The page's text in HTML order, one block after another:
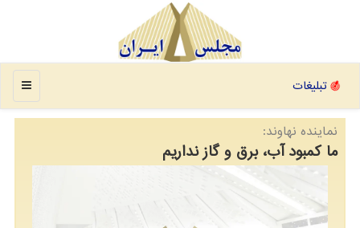
منو تبلیغات
نماینده نهاوند:
ما کمبود آب، برق و گاز نداریم